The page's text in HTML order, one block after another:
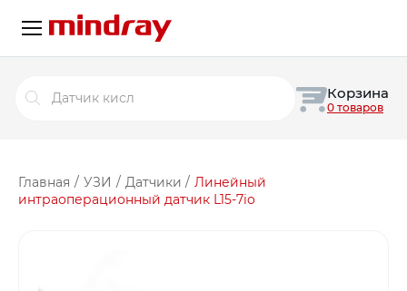
товаров
Корзина
0 товаров
Главная / УЗИ / Датчики / Линейный
интраоперационный датчик L15-7io